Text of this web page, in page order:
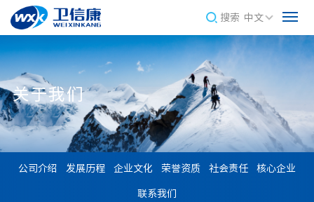
搜索 中文
关于我们
公司介绍 发展历程 企业文化 荣誉资质 社会责任 核心企业
联系我们